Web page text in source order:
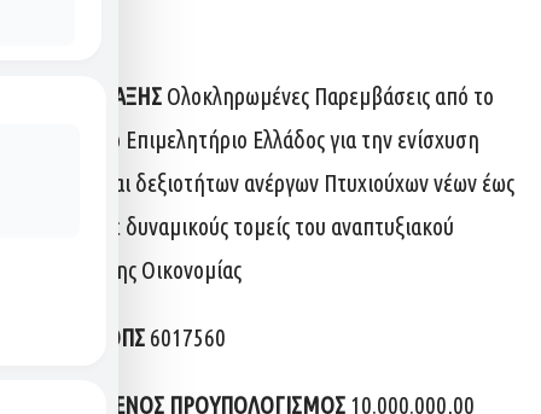
ΤΙΤΛΟΣ ΠΡΑΞΗΣ Ολοκληρωμένες Παρεμβάσεις από το
Οικονομικό Επιμελητήριο Ελλάδος για την ενίσχυση
γνώσεων και δεξιοτήτων ανέργων Πτυχιούχων νέων έως
29 ετών, σε δυναμικούς τομείς του αναπτυξιακού
μοντέλου της Οικονομίας
ΚΩΔΙΚΟΣ ΟΠΣ 6017560
ΕΓΚΕΚΡΙΜΕΝΟΣ ΠΡΟΥΠΟΛΟΓΙΣΜΟΣ 10.000.000,00